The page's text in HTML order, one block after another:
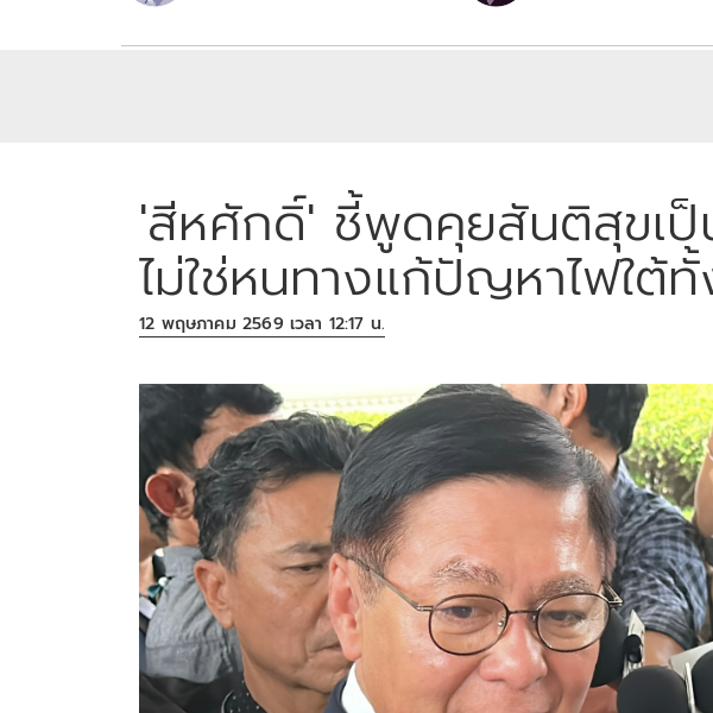
'สีหศักดิ์' ชี้พูดคุยสันติสุขเ
ไม่ใช่หนทางแก้ปัญหาไฟใต้
12 พฤษภาคม 2569 เวลา 12:17 น.